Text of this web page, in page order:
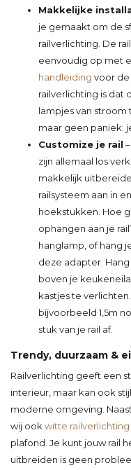
Makkelijke
je gemaakt om de
railverlichting. De
eenvoudig op met
handleiding voor de
railverlichting is dat
lampjes van stroom
maar geen paniek:
Customize je rail
zijn allemaal los
makkelijk
railsysteem aan in
hoekstukken. Hoe
ophangen aan je
hanglamp, of hang
deze adapter.
boven je
kastjes te
bijvoorbeeld 1,5m
stuk van je rail af.
Trendy, duurzaam &
Railverlichting geeft een
interieur, maar kan ook
moderne omgeving.
wij ook witte railverlichting
plafond. Je kunt jouw rail
uitbreiden is geen